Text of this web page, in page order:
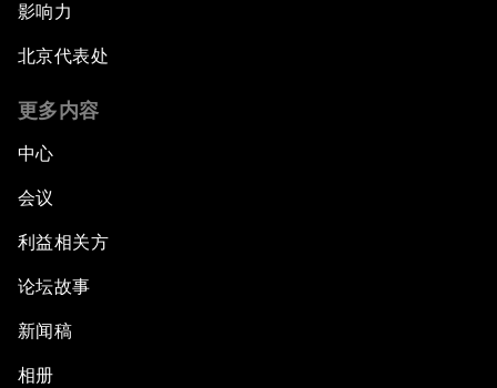
影响力
北京代表处
更多内容
中心
会议
利益相关方
论坛故事
新闻稿
相册